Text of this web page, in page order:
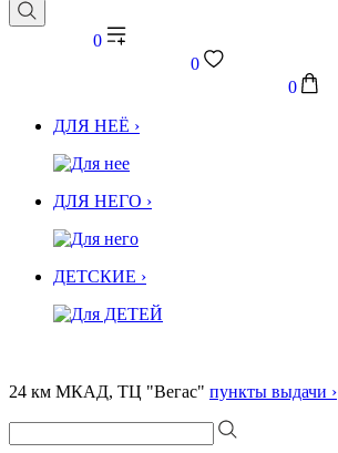
0
0
0
ДЛЯ НЕЁ ›
ДЛЯ НЕГО ›
ДЕТСКИЕ ›
24 км МКАД, ТЦ "Вегас" пункты выдачи ›